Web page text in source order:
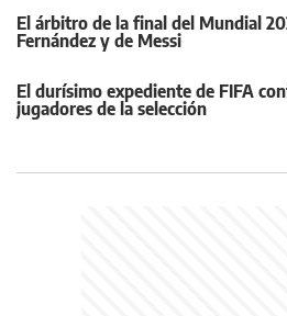
El árbitro de la final del Mundial
Fernández y de Messi
El durísimo expediente de FIFA
jugadores de la selección